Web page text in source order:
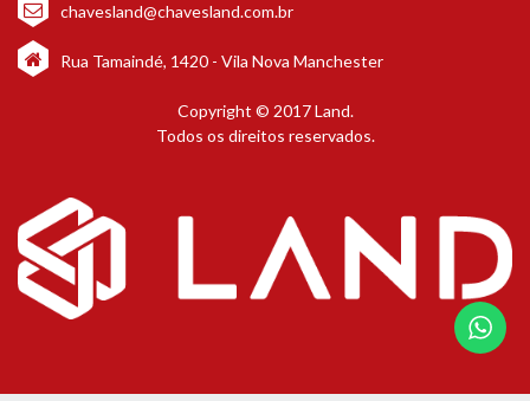
chavesland@chavesland.com.br
Rua Tamaindé, 1420 - Vila Nova Manchester
Copyright © 2017 Land.
Todos os direitos reservados.